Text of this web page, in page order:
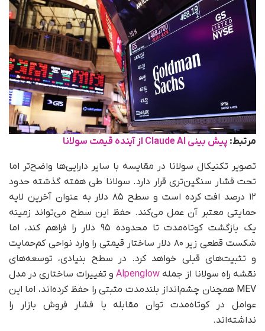
مرتبط: پیش بینی Claude AI از آینده قیمت سولانا
تصویر تکنیکال سولانا در مقایسه با سایر دارایی‌ها واضح‌تر اما
تحت فشار سنگین‌تری قرار دارد. سولانا طی هفته گذشته حدود
۱۲ درصد افت کرده است و سطح ۸۵ دلار به‌ عنوان آخرین لایه
حمایتی معتبر آن عمل می‌کند. حفظ این سطح می‌تواند زمینه
یک بازگشت کوتاه‌مدت تا محدوده ۹۵ دلار را فراهم کند، اما
شکست قطعی زیر ۸۰ دلار ساختار قیمتی را وارد نواحی کم‌حمایت
و تثبیت‌های قبلی خواهد کرد. در سطح بنیادی، توسعه‌های
نقشه راه سولانا از جمله Alpenglow و تغییرات ساختاری در مدل
MEV همچنان چشم‌انداز بلندمدت مثبتی را حفظ کرده‌اند، اما این
عوامل در کوتاه‌مدت توان مقابله با فشار فروش بازار را
نداشته‌اند.